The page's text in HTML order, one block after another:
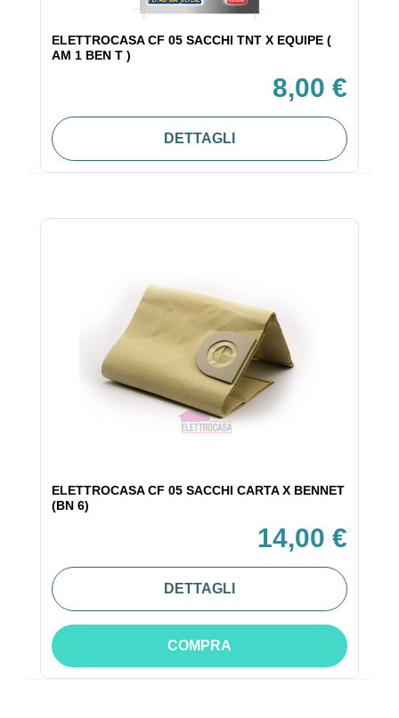
ELETTROCASA CF 05 SACCHI TNT X EQUIPE (
AM 1 BEN T )
8,00 €
DETTAGLI
ELETTROCASA CF 05 SACCHI CARTA X BENNET
(BN 6)
14,00 €
DETTAGLI
COMPRA